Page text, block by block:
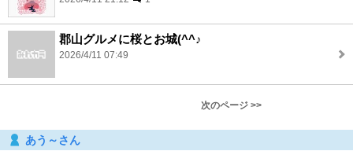
郡山グルメに桜とお城(^^♪
2026/4/11 07:49
次のページ >>
あう～さん